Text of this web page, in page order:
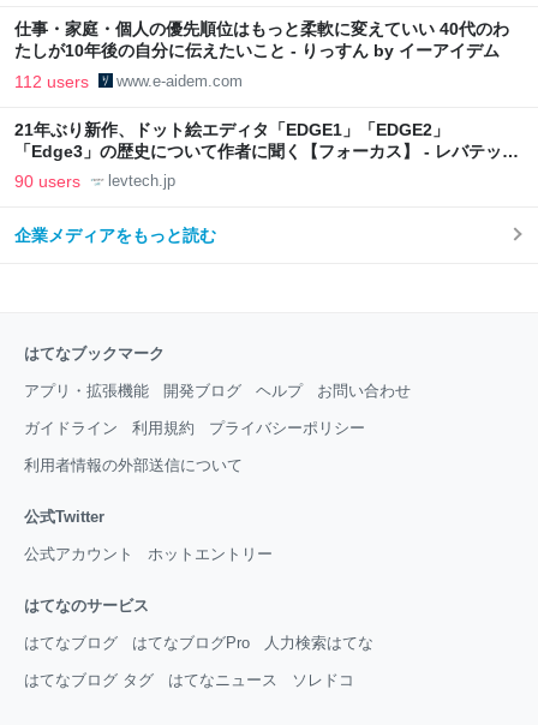
仕事・家庭・個人の優先順位はもっと柔軟に変えていい 40代のわ
たしが10年後の自分に伝えたいこと - りっすん by イーアイデム
112 users www.e-aidem.com
21年ぶり新作、ドット絵エディタ「EDGE1」「EDGE2」
「Edge3」の歴史について作者に聞く【フォーカス】 - レバテック
LAB
90 users levtech.jp
企業メディアをもっと読む
はてなブックマーク
アプリ・拡張機能 開発ブログ ヘルプ お問い合わせ
ガイドライン 利用規約 プライバシーポリシー
利用者情報の外部送信について
公式Twitter
公式アカウント ホットエントリー
はてなのサービス
はてなブログ はてなブログPro 人力検索はてな
はてなブログ タグ はてなニュース ソレドコ